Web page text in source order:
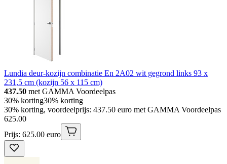
Lundia deur-kozijn combinatie En 2A02 wit gegrond links 93 x
231,5 cm (kozijn 56 x 115 cm)
437.50 met GAMMA Voordeelpas
30% korting30% korting
30% korting, voordeelprijs: 437.50 euro met GAMMA Voordeelpas
625.00
Prijs: 625.00 euro